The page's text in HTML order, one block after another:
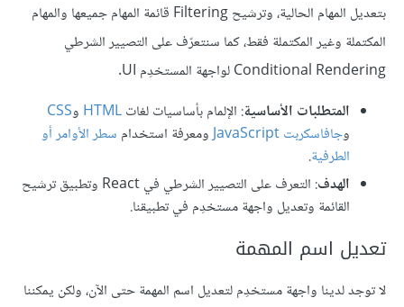
بتعديل المهام الحالية، وترشيح Filtering قائمة المهام جميعها والمهام
المكتملة وغير المكتملة فقط، كما سنتعرّف على التصيير الشرطي
Conditional Rendering لواجهة المستخدِم UI.
المتطلبات الأساسية: الإلمام بأساسيات لغاتHTML وCSS
وجافاسكربت JavaScript ومعرفة استخدام سطر الأوامر أو
الطرفية.
الهدف
: التعرف على التصيير الشرطي في React وتطبيق ترشيح
القائمة وتعديل واجهة مستخدِم في تطبيقنا.
تعديل اسم المهمة
لا توجد لدينا واجهة مستخدِم لتعديل اسم المهمة حتى الآن، ولكن يمكننا